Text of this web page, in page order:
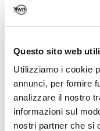
Questo sito web
Utilizziamo i cookie
annunci, per fornire
analizzare il nostro
informazioni sul
nostri partner che si